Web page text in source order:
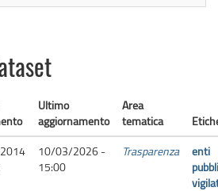
Ultimo
aggiornamento
Area
tematica
10/03/2026 -
15:00
Trasparenza
enti